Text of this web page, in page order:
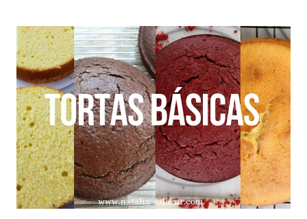
azúcar glass o impalpable 15 ml de CMC o Tylose 25 ml de
agua para hidratar la gelatina 1 sobrecito de gelatina sin
sabor o grenetina o 7 g. 10 g de merengue en polvo + 30 ml
de agua para hidratar. Nota: Si no se consigue se puede usar
1 clara de huevo pasteurizado, pero recomiendo mejor el
merengue en polvo, lo venden en tiendas de insumos
reposteros. 10 ml de glucosa o miel de maíz 15 ml de Crisco
o ma...